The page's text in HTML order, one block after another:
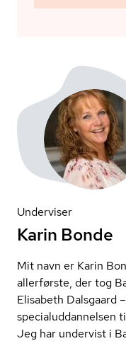
Underviser
Karin Bonde
Mit navn er Karin
allerførste, der tog
Elisabeth Dalsgaard
spe­ci­a­lud­dan­nel­sen
Jeg har undervist i